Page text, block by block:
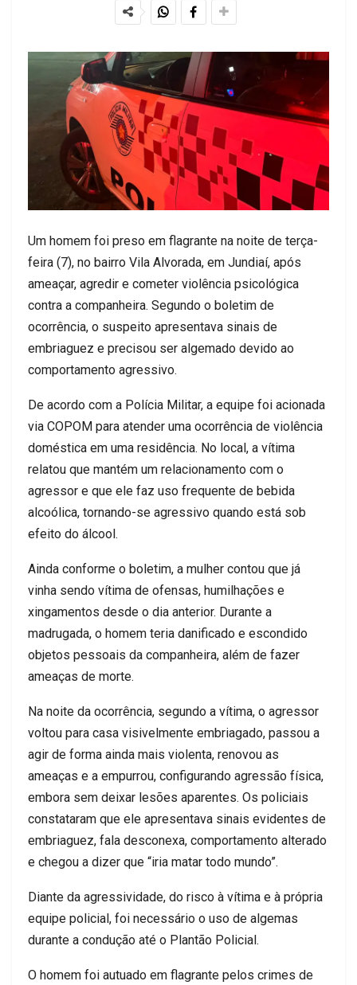
Um homem foi preso em flagrante na noite de terça-
feira (7), no bairro Vila Alvorada, em Jundiaí, após
ameaçar, agredir e cometer violência psicológica
contra a companheira. Segundo o boletim de
ocorrência, o suspeito apresentava sinais de
embriaguez e precisou ser algemado devido ao
comportamento agressivo.
De acordo com a Polícia Militar, a equipe foi acionada
via COPOM para atender uma ocorrência de violência
doméstica em uma residência. No local, a vítima
relatou que mantém um relacionamento com o
agressor e que ele faz uso frequente de bebida
alcoólica, tornando-se agressivo quando está sob
efeito do álcool.
Ainda conforme o boletim, a mulher contou que já
vinha sendo vítima de ofensas, humilhações e
xingamentos desde o dia anterior. Durante a
madrugada, o homem teria danificado e escondido
objetos pessoais da companheira, além de fazer
ameaças de morte.
Na noite da ocorrência, segundo a vítima, o agressor
voltou para casa visivelmente embriagado, passou a
agir de forma ainda mais violenta, renovou as
ameaças e a empurrou, configurando agressão física,
embora sem deixar lesões aparentes. Os policiais
constataram que ele apresentava sinais evidentes de
embriaguez, fala desconexa, comportamento alterado
e chegou a dizer que “iria matar todo mundo”.
Diante da agressividade, do risco à vítima e à própria
equipe policial, foi necessário o uso de algemas
durante a condução até o Plantão Policial.
O homem foi autuado em flagrante pelos crimes de